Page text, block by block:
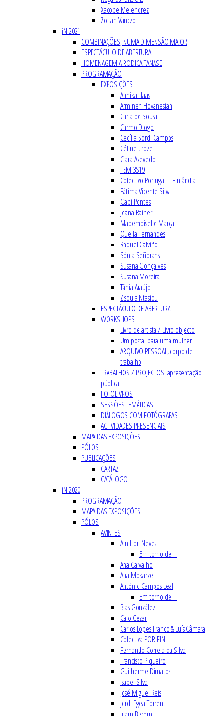
Xacobe Melendrez
Zoltan Vanczo
iN 2021
COMBINAÇÕES, NUMA DIMENSÃO MAIOR
ESPECTÁCULO DE ABERTURA
HOMENAGEM A RODICA TANASE
PROGRAMAÇÃO
EXPOSIÇÕES
Annika Haas
Armineh Hovanesian
Carla de Sousa
Carmo Diogo
Cecília Sordi Campos
Céline Croze
Clara Azevedo
FEM 3S19
Colectivo Portugal – Finlândia
Fátima Vicente Silva
Gabi Pontes
Joana Rainer
Mademoiselle Marçal
Queila Fernandes
Raquel Calviño
Sónia Señorans
Susana Gonçalves
Susana Moreira
Tânia Araújo
Zisoula Ntasiou
ESPECTÁCULO DE ABERTURA
WORKSHOPS
Livro de artista / Livro objecto
Um postal para uma mulher
ARQUIVO PESSOAL, corpo de
trabalho
TRABALHOS / PROJECTOS: apresentação
pública
FOTOLIVROS
SESSÕES TEMÁTICAS
DIÁLOGOS COM FOTÓGRAFAS
ACTIVIDADES PRESENCIAIS
MAPA DAS EXPOSIÇÕES
PÓLOS
PUBLICAÇÕES
CARTAZ
CATÁLOGO
iN 2020
PROGRAMAÇÃO
MAPA DAS EXPOSIÇÕES
PÓLOS
AVINTES
Amilton Neves
Em torno de…
Ana Carvalho
Ana Mokarzel
António Campos Leal
Em torno de…
Blas González
Caio Cezar
Carlos Lopes Franco & Luís Câmara
Colectiva POR-FIN
Fernando Correia da Silva
Francisco Piqueiro
Guilherme Dimatos
Isabel Silva
José Miguel Reis
Jordi Egea Torrent